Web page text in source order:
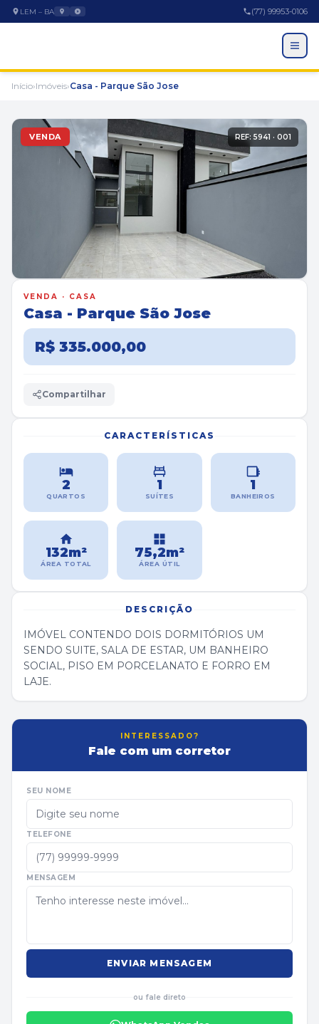
LEM – BA (77) 99953-0106
A Empresa
Trabalhe Conosco
Início›Imóveis›Casa - Parque São Jose
VENDA REF: 5941 · 001
VENDA · CASA
Casa - Parque São Jose
R$ 335.000,00
Compartilhar
CARACTERÍSTICAS
2
QUARTOS
1
SUÍTES
1
BANHEIROS
132m²
ÁREA TOTAL
75,2m²
ÁREA ÚTIL
DESCRIÇÃO
IMÓVEL CONTENDO DOIS DORMITÓRIOS UM
SENDO SUITE, SALA DE ESTAR, UM BANHEIRO
SOCIAL, PISO EM PORCELANATO E FORRO EM
LAJE.
INTERESSADO?
Fale com um corretor
SEU NOME
TELEFONE
MENSAGEM
ENVIAR MENSAGEM
ou fale direto